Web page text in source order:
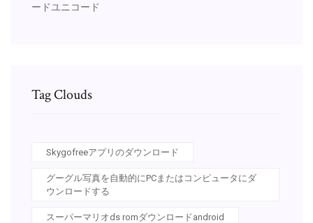
ードユニコード
Tag Clouds
Skygofreeアプリのダウンロード
グーグル写真を自動的にPCまたはコンピュータにダ
ウンロードする
スーパーマリオds romダウンロードandroid